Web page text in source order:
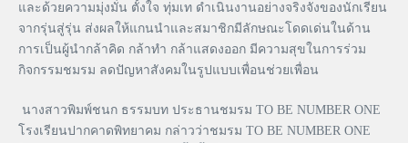
และด้วยความมุ่งมั่น ตั้งใจ ทุ่มเท ดำเนินงานอย่างจริงจังของนักเรียน
จากรุ่นสู่รุ่น ส่งผลให้แกนนำและสมาชิกมีลักษณะโดดเด่นในด้าน
การเป็นผู้นำกล้าคิด กล้าทำ กล้าแสดงออก มีความสุขในการร่วม
กิจกรรมชมรม ลดปัญหาสังคมในรูปแบบเพื่อนช่วยเพื่อน
นางสาวพิมพ์ชนก ธรรมบท ประธานชมรม TO BE NUMBER ONE
โรงเรียนปากคาดพิทยาคม กล่าวว่าชมรม TO BE NUMBER ONE